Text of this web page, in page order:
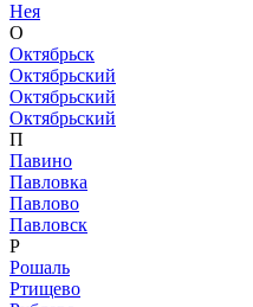
Нея
О
Октябрьск
Октябрьский
Октябрьский
Октябрьский
П
Павино
Павловка
Павлово
Павловск
Р
Рошаль
Ртищево